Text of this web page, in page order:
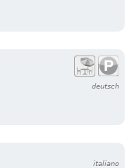
deutsch
italiano